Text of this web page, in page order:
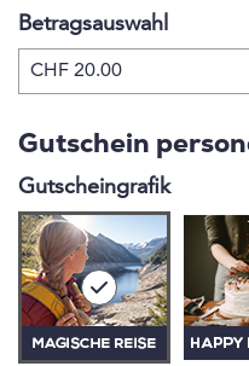
Betragsauswahl
Gutschein
Gutscheingrafik